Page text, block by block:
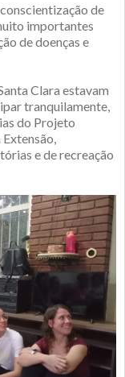
de
importantes
de doenças e
Clara estavam
tranquilamente,
do Projeto
e de recreação